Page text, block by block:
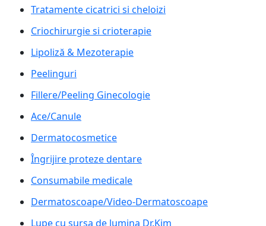
Tratamente cicatrici si cheloizi
Criochirurgie si crioterapie
Lipoliză & Mezoterapie
Peelinguri
Fillere/Peeling Ginecologie
Ace/Canule
Dermatocosmetice
Îngrijire proteze dentare
Consumabile medicale
Dermatoscoape/Video-Dermatoscoape
Lupe cu sursa de lumina Dr.Kim